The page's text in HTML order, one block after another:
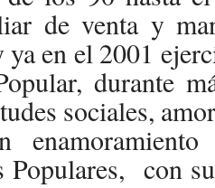
de venta y
ya en el 2001
durante
sociales,
Populares, con